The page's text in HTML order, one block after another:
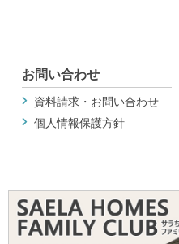
お問い合わせ
資料請求・お問い合わせ
個人情報保護方針